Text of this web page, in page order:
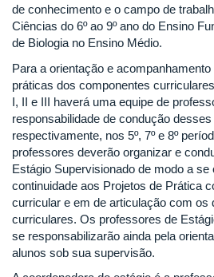
de conhecimento e o campo de
Ciências do 6º ao 9º ano do Ensino
de Biologia no Ensino Médio.
Para a orientação e
práticas dos componentes
I, II e III haverá uma equipe de
responsabilidade de condução
respectivamente, nos 5º, 7º e 8º
professores deverão organizar e
Estágio Supervisionado de modo a
continuidade aos Projetos de Prática
curricular e em de articulação com os
curriculares. Os professores de
se responsabilizarão ainda pela
alunos sob sua supervisão.